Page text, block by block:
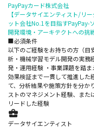
PayPayカード株式会社
【データサイエンティスト/リ
ット会社No.1を目指すPayPay-
開発環境・アーキテクトへの挑
■必須条件
以下のご経験をお持ちの方（
析・機械学習モデル開発の実
発・運用経験 ・事業課題を踏ま
効果検証まで一貫して推進した
て、分析結果や施策方針を分か
ストのマネジメント経験、ま
リードした経験
データサイエンティスト